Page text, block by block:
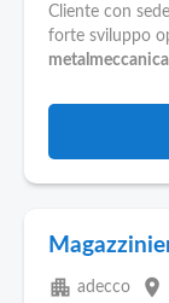
Cliente con
forte sviluppo
metalmeccanica
apartment adecco place